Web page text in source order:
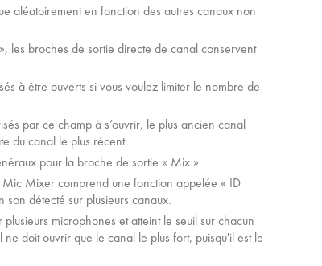
aléatoirement en fonction des autres canaux non
les broches de sortie directe de canal conservent
à être ouverts si vous voulez limiter le nombre de
par ce champ à s’ouvrir, le plus ancien canal
du canal le plus récent.
pour la broche de sortie « Mix ».
Mixer comprend une fonction appelée « ID
détecté sur plusieurs canaux.
microphones et atteint le seuil sur chacun
doit ouvrir que le canal le plus fort, puisqu'il est le